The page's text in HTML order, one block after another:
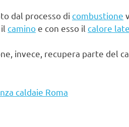
dal processo di combustione
camino e con esso il calore
invece, recupera parte del
caldaie Roma